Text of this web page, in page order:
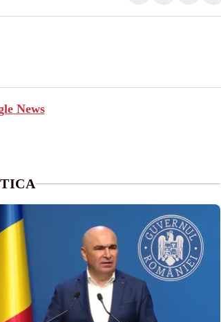
News